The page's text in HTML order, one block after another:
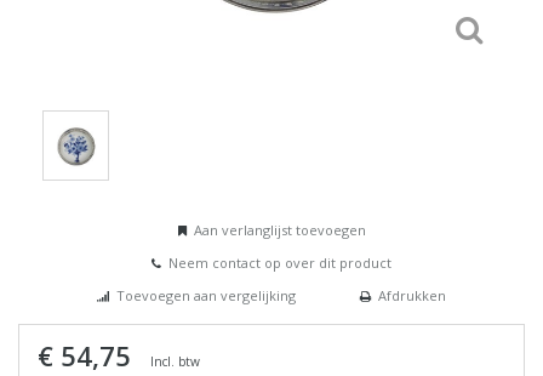
Aan verlanglijst toevoegen
Neem contact op over dit product
Toevoegen aan vergelijking
Afdrukken
€ 54,75 Incl. btw